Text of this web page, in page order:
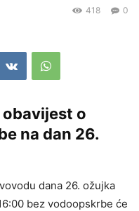
0
418
o
na dan 26.
dana 26. ožujka
bez vodoopskrbe će